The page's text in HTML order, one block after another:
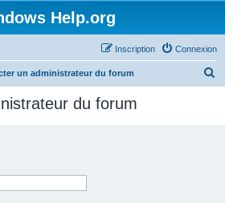
Help.org
Connexion
Inscription
un administrateur du forum
du forum